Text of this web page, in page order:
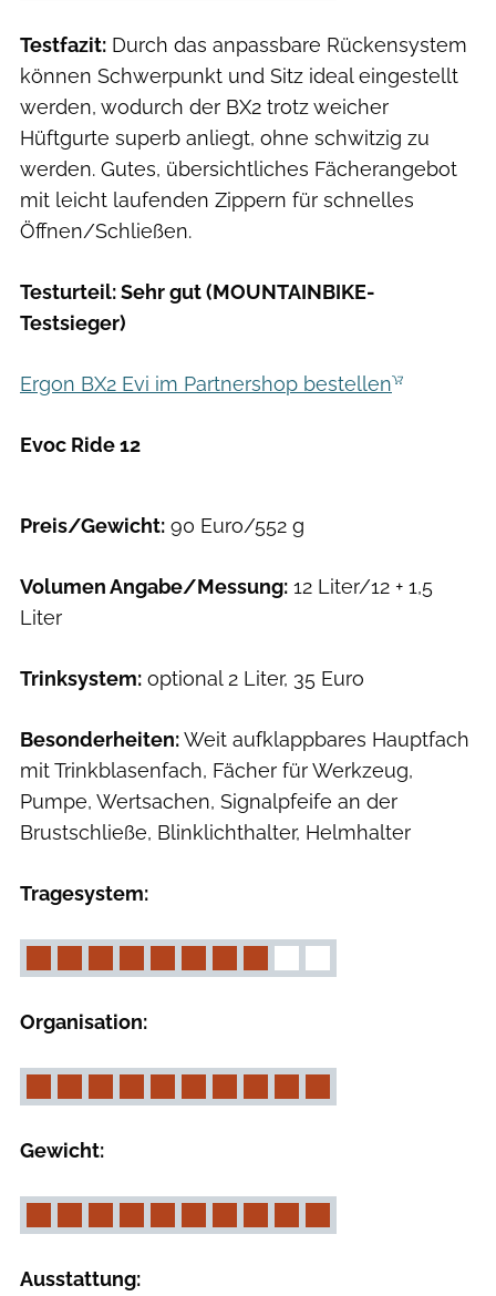
Testfazit: Durch das anpassbare Rückensystem
können Schwerpunkt und Sitz ideal eingestellt
werden, wodurch der BX2 trotz weicher
Hüftgurte superb anliegt, ohne schwitzig zu
werden. Gutes, übersichtliches Fächerangebot
mit leicht laufenden Zippern für schnelles
Öffnen/Schließen.
Testurteil: Sehr gut (MOUNTAINBIKE-
Testsieger)
Ergon BX2 Evi im Partnershop bestellen
Evoc Ride 12
Preis/Gewicht: 90 Euro/552 g
Volumen Angabe/Messung: 12 Liter/12 + 1,5
Liter
Trinksystem: optional 2 Liter, 35 Euro
Besonderheiten:Weit aufklappbares Hauptfach
mit Trinkblasenfach, Fächer für Werkzeug,
Pumpe, Wertsachen, Signalpfeife an der
Brustschließe, Blinklichthalter, Helmhalter
Tragesystem:
Organisation:
Gewicht:
Ausstattung: